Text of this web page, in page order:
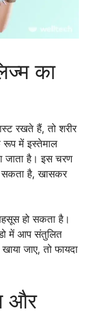
का
रखते हैं, तो शरीर
रूप में इस्तेमाल
जाता है। इस चरण
सकता है, खासकर
हो सकता है।
में आप संतुलित
जाए, तो फायदा
और